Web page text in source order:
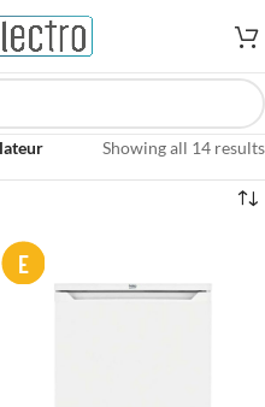
Showing all 14 results
E